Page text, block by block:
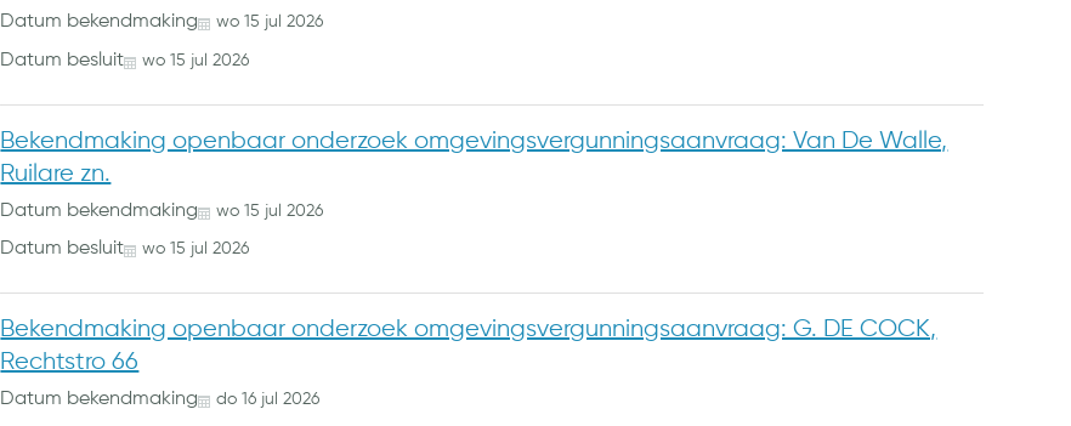
Datum bekendmaking wo 15 jul 2026
Datum besluit wo 15 jul 2026
Bekendmaking openbaar onderzoek omgevingsvergunningsaanvraag: Van De Walle,
Ruilare zn.
Datum bekendmaking wo 15 jul 2026
Datum besluit wo 15 jul 2026
Bekendmaking openbaar onderzoek omgevingsvergunningsaanvraag: G. DE COCK,
Rechtstro 66
Datum bekendmaking do 16 jul 2026